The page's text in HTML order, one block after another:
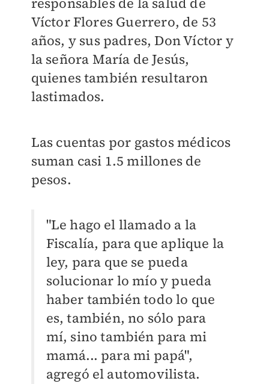
Víctor Flores Guerrero, de 53
años, y sus padres, Don Víctor y
la señora María de Jesús,
quienes también resultaron
lastimados.
Las cuentas por gastos médicos
suman casi 1.5 millones de
pesos.
"Le hago el llamado a la
Fiscalía, para que aplique la
ley, para que se pueda
solucionar lo mío y pueda
haber también todo lo que
es, también, no sólo para
mí, sino también para mi
mamá... para mi papá",
agregó el automovilista.